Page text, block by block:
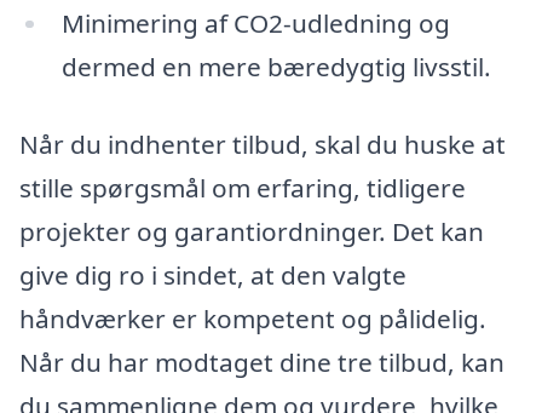
Minimering af CO2-udledning og
dermed en mere bæredygtig livsstil.
Når du indhenter tilbud, skal du huske at
stille spørgsmål om erfaring, tidligere
projekter og garantiordninger. Det kan
give dig ro i sindet, at den valgte
håndværker er kompetent og pålidelig.
Når du har modtaget dine tre tilbud, kan
du sammenligne dem og vurdere, hvilke